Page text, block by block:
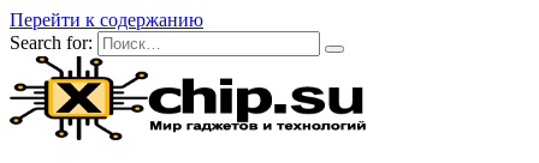
Перейти к содержанию
Search for: